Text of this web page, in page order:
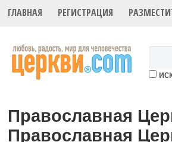
ГЛАВНАЯ РЕГИСТРАЦИЯ
Православная
Православная